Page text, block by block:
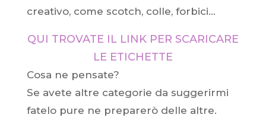
creativo, come scotch, colle, forbici…
QUI TROVATE IL LINK PER SCARICARE
LE ETICHETTE
Cosa ne pensate?
Se avete altre categorie da suggerirmi
fatelo pure ne preparerò delle altre.